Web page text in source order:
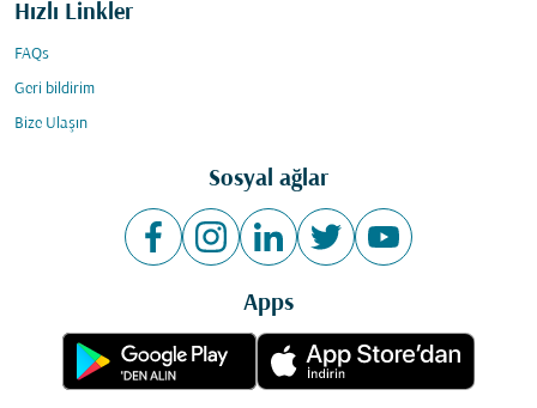
Hızlı Linkler
FAQs
Geri bildirim
Bize Ulaşın
Sosyal ağlar
Apps